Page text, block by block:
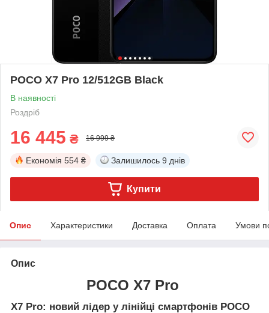
POCO X7 Pro 12/512GB Black
В наявності
Роздріб
16 445 ₴ 16 999 ₴
Економія 554 ₴ Залишилось 9 днів
Купити
Опис Характеристики Доставка Оплата Умови
Опис
POCO X7 Pro
X7 Pro: новий лідер у лінійці смартфонів POCO